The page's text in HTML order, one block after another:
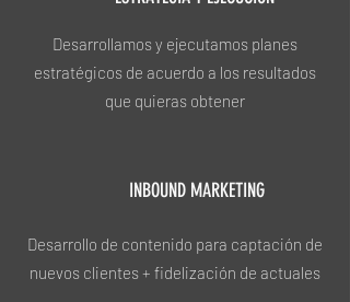
Desarrollamos y ejecutamos planes
estratégicos de acuerdo a los resultados
que quieras obtener
INBOUND MARKETING
Desarrollo de contenido para captación de
nuevos clientes + fidelización de actuales